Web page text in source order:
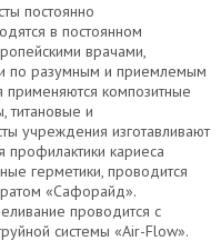
постоянно
в постоянном
врачами,
по разумным и приемлемым
применяются композитные
титановые и
учреждения изготавливают
профилактики кариеса
герметики, проводится
«Сафорайд».
проводится с
системы «Air-Flow».